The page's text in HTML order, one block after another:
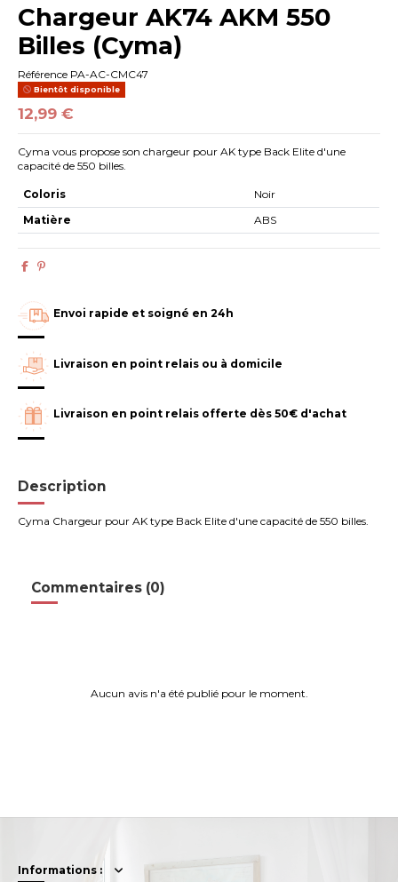
Chargeur AK74 AKM 550
Billes (Cyma)
Référence PA-AC-CMC47
Bientôt disponible
12,99 €
Cyma vous propose son chargeur pour AK type Back Elite d'une
capacité de 550 billes.
Coloris
Noir
Matière
ABS
Envoi rapide et soigné en 24h
Livraison en point relais ou à domicile
Livraison en point relais offerte dès 50€ d'achat
Description
Cyma Chargeur pour AK type Back Elite d'une capacité de 550 billes.
Commentaires (0)
Aucun avis n'a été publié pour le moment.
Informations :